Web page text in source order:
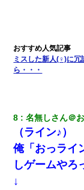
ケーキバイキング
た。
した。B子「A男く
い？」
【クズ】昔、兄が
が、兄の同級生と
のお古ですが気分
ミスした新人(♀)に冗
ら・・・
8 名無しさん＠
（ライン♪）
俺「おっライ
しゲームやろ
↓